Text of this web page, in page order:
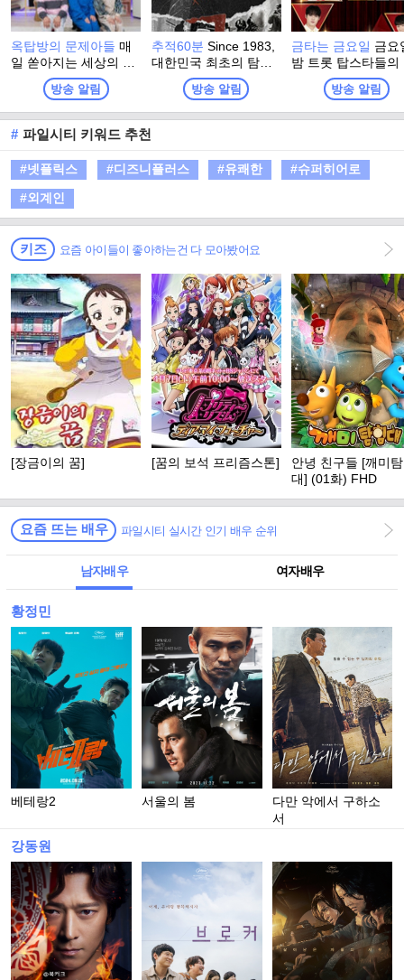
옥탑방의 문제아들매
일 쏟아지는 세상의 모
든 잡학 지식 속 '뇌섹
인'이 되기 위해 옥탑방
에 모인 문제아들. 감성
터지는 옥탑방에서 지
지고 볶는 문제아들의
찐케미에 방문하는 게
스트들의 인생이 어우
러져 세상에 대한 진정
한 지혜를 얻어가는 大
환장 지식토크쇼
방송 알림
추적60분 Since 1983,
대한민국 최초의 탐사
프로그램
방송 알림
금타는 금요일 금요
밤 트롯 탑스타들의
열한 노래 대결!! 불
튀는 일대일 데스매
음악쇼
방송 알림
# 파일시티 키워드 추천
#넷플릭스 #디즈니플러스 #유쾌한
#슈퍼히어로
#외계인
키즈 요즘 아이들이 좋아하는건 다 모아봤어요
[장금이의 꿈] [꿈의 보석 프리즘스톤]
안녕 친구들 [깨미
대] (01화) FHD
요즘 뜨는 배우 파일시티 실시간 인기 배우 순위
남자배우 여자배우
황정민
베테랑2 서울의 봄
다만 악에서 구하소
서
강동원